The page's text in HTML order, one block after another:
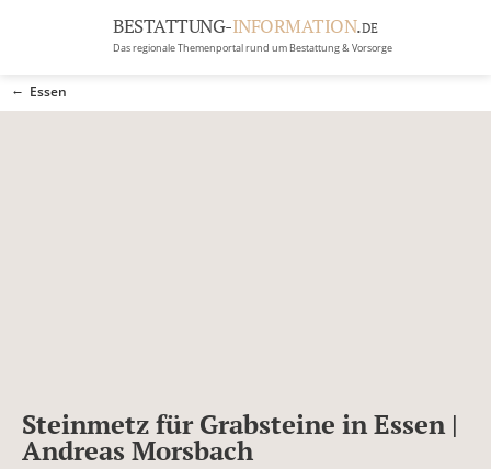
BESTATTUNG-INFORMATION.DE
Das regionale Themenportal rund um Bestattung & Vorsorge
BRANCHEN
Essen
Steinmetz für Grabsteine in Essen |
Andreas Morsbach